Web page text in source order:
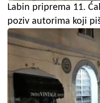
Labin priprema 11.
poziv autorima koji